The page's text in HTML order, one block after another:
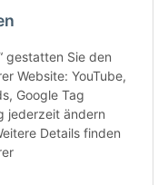
hinzu.
gefertigt.
ein
2010 auf
zu den üblichen
Ansprechpartner,
von dasMOBILWERK
gestatten Sie den
Website: YouTube,
Google Tag
jederzeit ändern
Details finden